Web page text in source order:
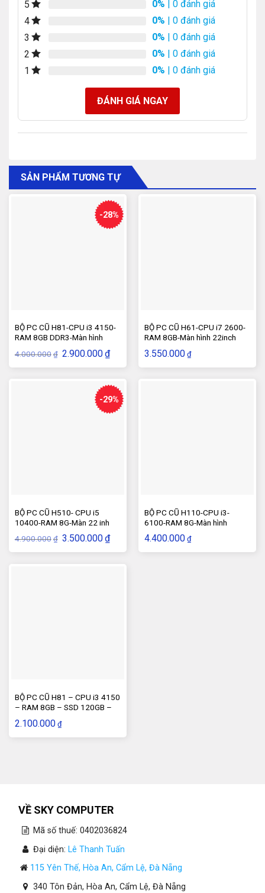
5 0% | 0 đánh giá
4
0% | 0 đánh giá
3
0% | 0 đánh giá
2
0% | 0 đánh giá
1
0% | 0 đánh giá
ĐÁNH GIÁ NGAY
SẢN PHẨM TƯƠNG TỰ
-28%
BỘ PC CŨ H81-CPU i3 4150-
RAM 8GB DDR3-Màn hình
4.000.000 ₫ Giá
gốc
là:
2.900.000₫Giá
hiện
tại
2.900.000₫.
BỘ PC CŨ H61-CPU i7 2600-
RAM 8GB-Màn hình 22inch
3.550.000 ₫
-29%
BỘ PC CŨ H510- CPU i5
10400-RAM 8G-Màn 22 inh
4.900.000 ₫ Giá
gốc
là:
3.500.000₫Giá
hiện
tại
BỘ PC CŨ H110-CPU i3-
6100-RAM 8G-Màn hình
22inch
4.400.000 ₫
BỘ PC CŨ H81 – CPU i3 4150
– RAM 8GB – SSD 120GB –
2.100.000 ₫
VỀ SKY COMPUTER
Mã số thuế: 0402036824
Đại diện: Lê Thanh Tuấn
115 Yên Thế, Hòa An, Cẩm Lệ, Đà Nẵng
340 Tôn Đản, Hòa An, Cẩm Lệ, Đà Nẵng